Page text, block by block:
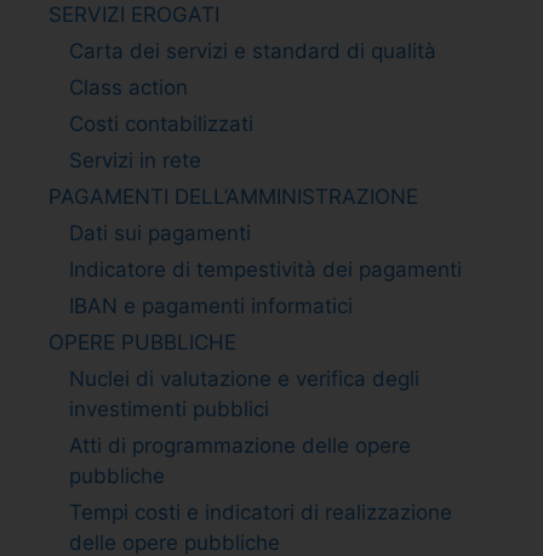
SERVIZI EROGATI
Carta dei servizi e standard di qualità
Class action
Costi contabilizzati
Servizi in rete
PAGAMENTI DELL’AMMINISTRAZIONE
Dati sui pagamenti
Indicatore di tempestività dei pagamenti
IBAN e pagamenti informatici
OPERE PUBBLICHE
Nuclei di valutazione e verifica degli
investimenti pubblici
Atti di programmazione delle opere
pubbliche
Tempi costi e indicatori di realizzazione
delle opere pubbliche